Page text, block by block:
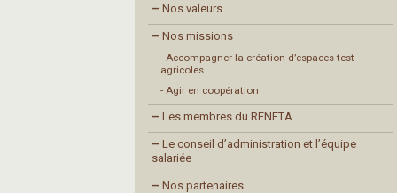
– Nos valeurs
– Nos missions
- Accompagner la création d’espaces-test
agricoles
- Agir en coopération
– Les membres du RENETA
– Le conseil d’administration et l’équipe
salariée
– Nos partenaires